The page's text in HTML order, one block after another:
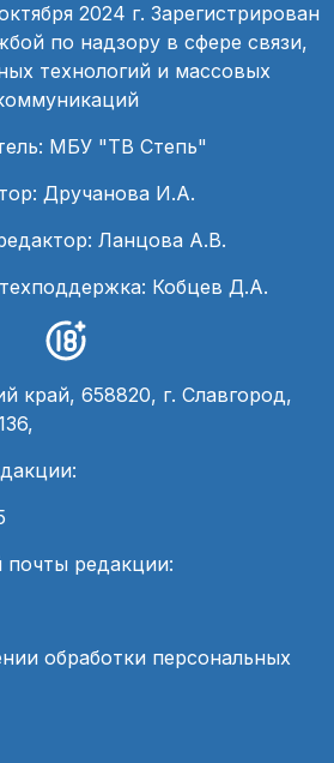
2024 г. Зарегистрирован
по надзору в сфере связи,
технологий и массовых
МБУ "ТВ Степь"
Дручанова И.А.
Ланцова А.В.
Кобцев Д.А.
край, 658820, г. Славгород,
почты редакции:
обработки персональных